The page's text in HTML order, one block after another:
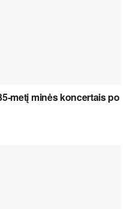
metį minės koncertais po